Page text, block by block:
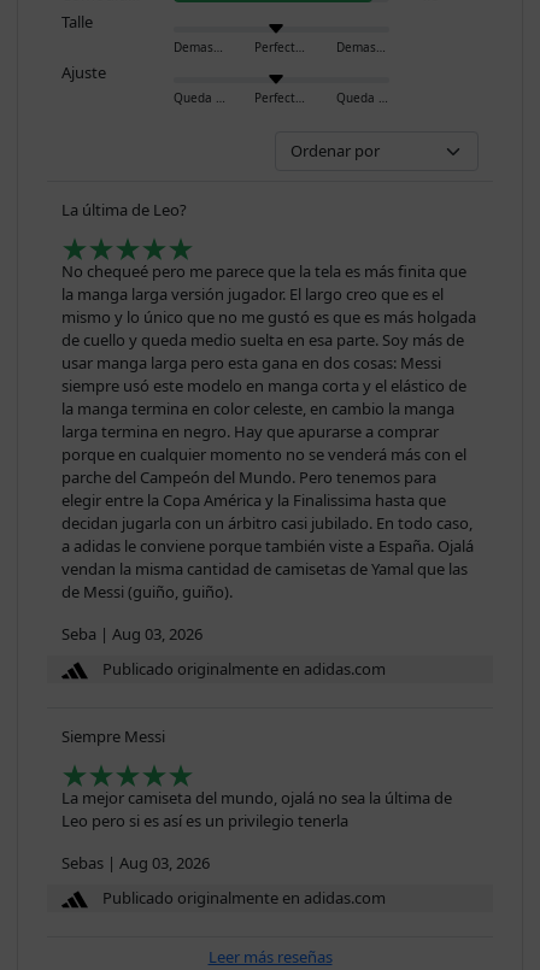
Talle
Demasiado pequeño Perfecto Demasiado grande
Ajuste
Queda ajustado Perfecto Queda holgado
La última de Leo?
No chequeé pero me parece que la tela es más finita que
la manga larga versión jugador. El largo creo que es el
mismo y lo único que no me gustó es que es más holgada
de cuello y queda medio suelta en esa parte. Soy más de
usar manga larga pero esta gana en dos cosas: Messi
siempre usó este modelo en manga corta y el elástico de
la manga termina en color celeste, en cambio la manga
larga termina en negro. Hay que apurarse a comprar
porque en cualquier momento no se venderá más con el
parche del Campeón del Mundo. Pero tenemos para
elegir entre la Copa América y la Finalissima hasta que
decidan jugarla con un árbitro casi jubilado. En todo caso,
a adidas le conviene porque también viste a España. Ojalá
vendan la misma cantidad de camisetas de Yamal que las
de Messi (guiño, guiño).
Seba | Aug 03, 2026
Publicado originalmente en adidas.com
Siempre Messi
La mejor camiseta del mundo, ojalá no sea la última de
Leo pero si es así es un privilegio tenerla
Sebas | Aug 03, 2026
Publicado originalmente en adidas.com
Leer más reseñas